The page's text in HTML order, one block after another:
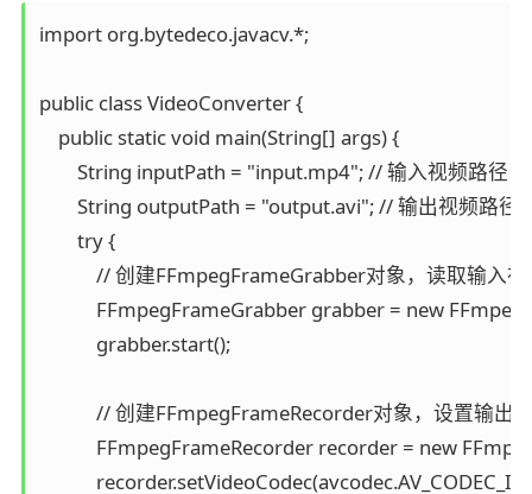
import org.bytedeco.javacv.*;
public class VideoConverter {
    public static void main(String[] args) {
        String inputPath = "input.mp4"; // 输入视频路径
        String outputPath = "output.avi"; // 输出视频路径
        try {
// 创建FFmpegFrameGrabber对象，读取输入
FFmpegFrameGrabber grabber = new
            grabber.start();
// 创建FFmpegFrameRecorder对象，设置输
FFmpegFrameRecorder recorder = new